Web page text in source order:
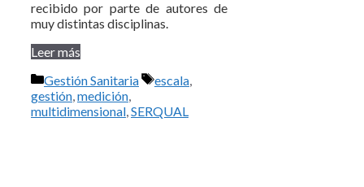
recibido por parte de autores de
muy distintas disciplinas.
Leer más
Categorías
Gestión Sanitaria Etiquetas
escala,
gestión,medición,
multidimensional,SERQUAL